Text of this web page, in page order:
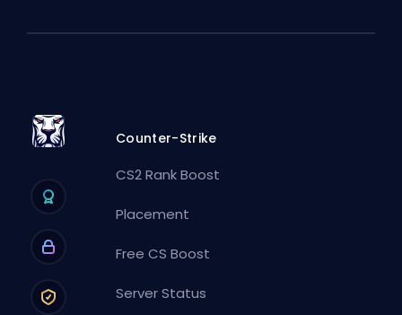
Counter-Strike
CS2 Rank Boost
Placement
Free CS Boost
Server Status